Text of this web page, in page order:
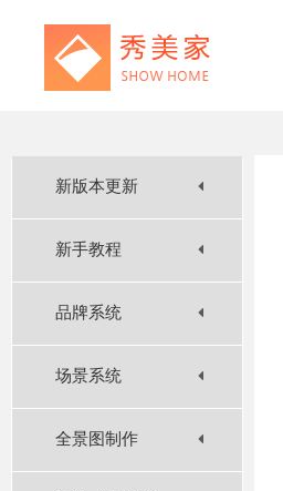
新版本更新
新手教程
品牌系统
场景系统
全景图制作